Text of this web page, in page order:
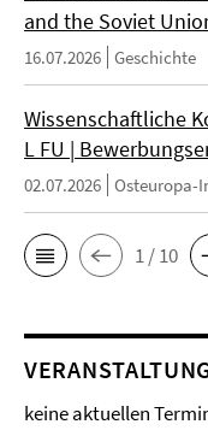
and the Soviet
16.07.2026 Geschichte
Wissenschaftliche
L FU |
02.07.2026 Osteuropa-
1 / 10
keine aktuellen